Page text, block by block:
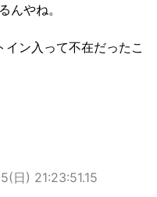
んやね。
ン入って不在だったこ
日) 21:23:51.15